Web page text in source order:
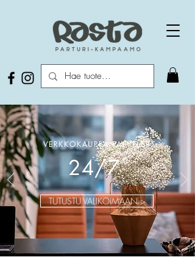
VERKKOKAUPPA PALVELEE
24/7
TUTUSTU VALIKOIMAAN >